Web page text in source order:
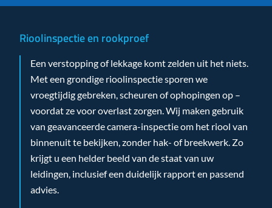
Rioolinspectie en rookproef
Een verstopping of lekkage komt zelden uit het niets.
Met een grondige rioolinspectie sporen we
vroegtijdig gebreken, scheuren of ophopingen op –
voordat ze voor overlast zorgen. Wij maken gebruik
van geavanceerde camera-inspectie om het riool van
binnenuit te bekijken, zonder hak- of breekwerk. Zo
krijgt u een helder beeld van de staat van uw
leidingen, inclusief een duidelijk rapport en passend
advies.